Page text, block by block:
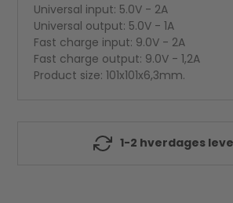
Universal input: 5.0V - 2A
Universal output: 5.0V - 1A
Fast charge input: 9.0V - 2A
Fast charge output: 9.0V - 1,2A
Product size: 101x101x6,3mm.
1-2 hverdages